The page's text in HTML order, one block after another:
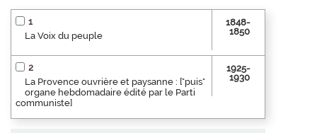
1
La Voix du peuple
1848-
1850
2
La Provence ouvrière et paysanne : ["puis"
organe hebdomadaire édité par le Parti
communiste]
1925-
1930